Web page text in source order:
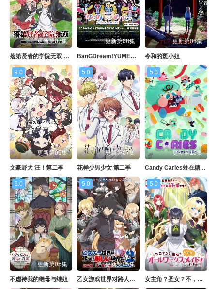
更新第07集
落第贤者的学院无双 第二回转生，S等级作弊魔术师冒险记
更新第08集
BanGDream!YUME∞MITA
更新第06集
令和的斑小姐
9.0
更新第06集
文豪野犬 汪！第二季
5.0
更新第07集
花样少男少女 第二季
5.0
更新第16集
Candy Caries蛀在糖糖里
6.0
更新第05集
不虐待我的继母与继姐
5.0
更新第05集
乙女游戏世界对路人角色很不友好 第二季
5.0
更新第07集
女主角？圣女？不，我是杂役女仆（自豪）